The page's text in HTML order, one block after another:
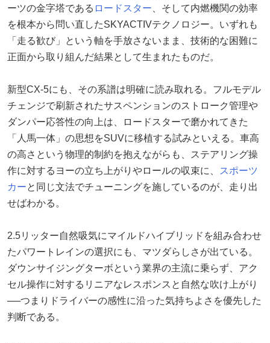
ーツの金字塔である ロードスター 、そして内燃機関の効率
を根本から問い直したSKYACTIVテクノロジー。いずれも
「走る歓び」という軸を手放さないまま、技術的な困難に
正面から取り組んだ結果として生まれたものだ。
新型CX-5にも、その系譜は明確に読み取れる。フルモデル
チェンジで刷新されたサスペンションのストローク管理や
ダンパー応答性の向上は、ロードスターで磨かれてきた
「人馬一体」の思想をSUVに移植する試みといえる。車高
の高さという物理的制約を抱えながらも、ステアリング操
作に対するヨーの立ち上がりやロールの収束に、
スポーツ
カーと同じ文法でチューニングを施しているのが、走り出
せばわかる。
2.5リッター自然吸気にマイルドハイブリッドを組み合わせ
たパワートレインの選択にも、マツダらしさが出ている。
ダウンサイジングターボという業界の主流に乗らず、アク
セル操作に対するリニアなレスポンスと自然な吹け上がり
──つまりドライバーの感性に沿った気持ちよさを優先した
判断である。